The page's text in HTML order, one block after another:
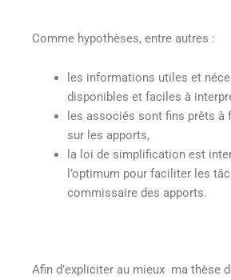
Comme hypothèses, entre autres :
les informations utiles et
disponibles et faciles à
les associés sont fins prêts à
sur les apports,
la loi de simplification est
l’optimum pour faciliter les
commissaire des apports.
Afin d’expliciter au mieux ma thèse